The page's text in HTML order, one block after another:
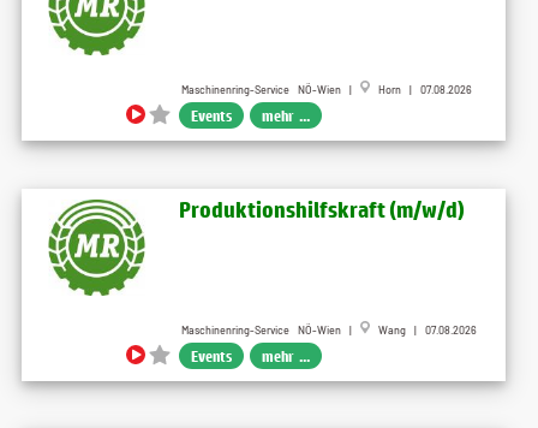
Maschinenring-Service NÖ-Wien | Horn | 07.08.2026
Events mehr ...
Produktionshilfskraft (m​/w​/d)
Maschinenring-Service NÖ-Wien | Wang | 07.08.2026
Events mehr ...